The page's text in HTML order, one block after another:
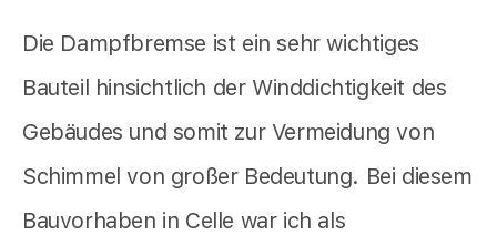
Die Dampfbremse ist ein sehr wichtiges
Bauteil hinsichtlich der Winddichtigkeit des
Gebäudes und somit zur Vermeidung von
Schimmel von großer Bedeutung. Bei diesem
Bauvorhaben in Celle war ich als